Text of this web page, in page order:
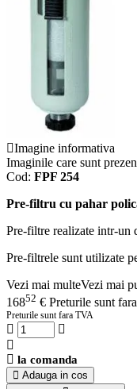
Imagine informativa
Imaginile care sunt
Cod: FPF 254
Pre-filtru cu pahar
Pre-filtre realizate intr-un
Pre-filtrele sunt utilizate
Vezi mai multeVezi mai
16852 € Preturile sunt
Preturile sunt fara TVA
la comanda
Adauga in cos